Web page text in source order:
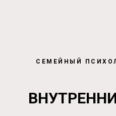
СЕМЕЙНЫЙ